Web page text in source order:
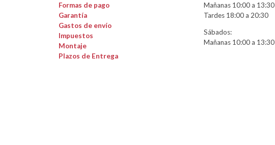
Formas de pago
Garantía
Gastos de envío
Impuestos
Montaje
Plazos de Entrega
Mañanas 10:00 a 13:30
Tardes 18:00 a 20:30
Sábados:
Mañanas 10:00 a 13:30